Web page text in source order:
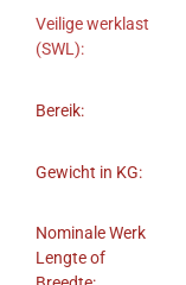
Veilige werklast
(SWL):
Bereik:
Gewicht in KG:
Nominale Werk
Lengte of